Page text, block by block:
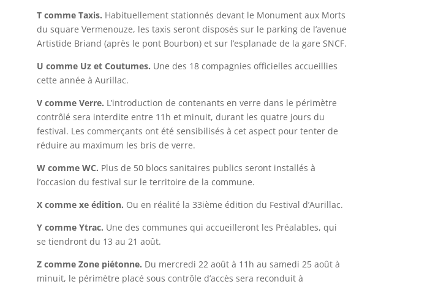
T comme Taxis. Habituellement stationnés devant le Monument aux Morts
du square Vermenouze, les taxis seront disposés sur le parking de l’avenue
Artistide Briand (après le pont Bourbon) et sur l’esplanade de la gare SNCF.
U comme Uz et Coutumes. Une des 18 compagnies officielles accueillies
cette année à Aurillac.
V comme Verre. L’introduction de contenants en verre dans le périmètre
contrôlé sera interdite entre 11h et minuit, durant les quatre jours du
festival. Les commerçants ont été sensibilisés à cet aspect pour tenter de
réduire au maximum les bris de verre.
W comme WC. Plus de 50 blocs sanitaires publics seront installés à
l’occasion du festival sur le territoire de la commune.
X comme xe édition. Ou en réalité la 33ième édition du Festival d’Aurillac.
Y comme Ytrac. Une des communes qui accueilleront les Préalables, qui
se tiendront du 13 au 21 août.
Z comme Zone piétonne. Du mercredi 22 août à 11h au samedi 25 août à
minuit, le périmètre placé sous contrôle d’accès sera reconduit à